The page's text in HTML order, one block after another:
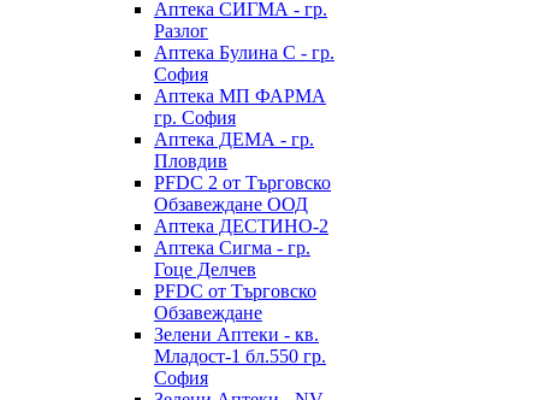
Аптека СИГМА - гр.
Разлог
Аптека Булина С - гр.
София
Аптека МП ФАРМА
гр. София
Аптека ДЕМА - гр.
Пловдив
PFDC 2 от Търговско
Обзавеждане ООД
Аптека ДЕСТИНО-2
Аптека Сигма - гр.
Гоце Делчев
PFDC от Търговско
Обзавеждане
Зелени Аптеки - кв.
Младост-1 бл.550 гр.
София